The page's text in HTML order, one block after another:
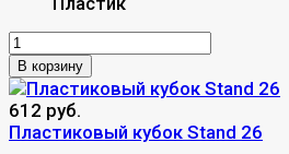
В корзину
612 руб.
Пластиковый кубок Stand 26